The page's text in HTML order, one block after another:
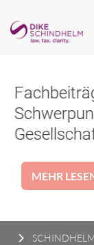
MEHR LESEN